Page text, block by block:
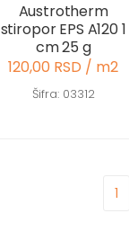
Austrotherm
stiropor EPS A120 1
cm 25 g
120,00 RSD / m2
Šifra: 03312
1